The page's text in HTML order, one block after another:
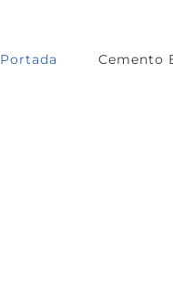
Portada Cemento